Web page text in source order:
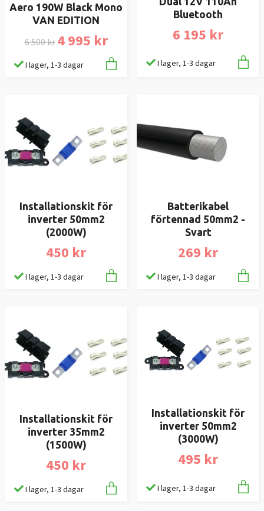
Aero 190W Black Mono
VAN EDITION
6 500 kr 4 995 kr
I lager, 1-3 dagar
Bluetooth
6 195 kr
I lager, 1-3 dagar
Installationskit för
inverter 50mm2
(2000W)
450 kr
I lager, 1-3 dagar
Batterikabel
förtennad 50mm2 -
Svart
269 kr
I lager, 1-3 dagar
Installationskit för
inverter 35mm2
(1500W)
450 kr
I lager, 1-3 dagar
Installationskit för
inverter 50mm2
(3000W)
495 kr
I lager, 1-3 dagar